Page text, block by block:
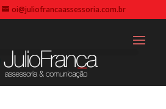
oi@juliofrancaassessoria.com.br